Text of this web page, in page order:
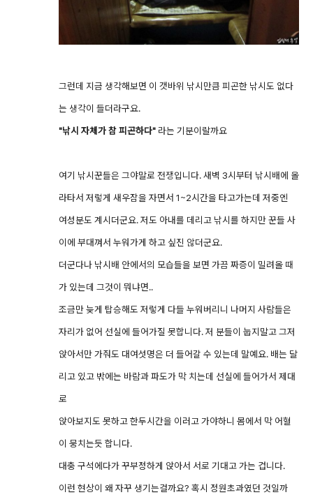
그런데 지금 생각해보면 이 갯바위 낚시만큼 피곤한 낚시도 없다
는 생각이 들더라구요.
"낚시 자체가 참 피곤하다" 라는 기분이랄까요
여기 낚시꾼들은 그야말로 전쟁입니다. 새벽 3시부터 낚시배에 올
라타서 저렇게 새우잠을 자면서 1~2시간을 타고가는데 저중엔
여성분도 계시더군요. 저도 아내를 데리고 낚시를 하지만 꾼들 사
이에 부대껴서 누워가게 하고 싶진 않더군요.
더군다나 낚시배 안에서의 모습들을 보면 가끔 짜증이 밀려올 때
가 있는데 그것이 뭐냐면..
조금만 늦게 탑승해도 저렇게 다들 누워버리니 나머지 사람들은
자리가 없어 선실에 들어가질 못합니다. 저 분들이 눕지말고 그저
앉아서만 가줘도 대여섯명은 더 들어갈 수 있는데 말예요. 배는 달
리고 있고 밖에는 바람과 파도가 막 치는데 선실에 들어가서 제대
로
앉아보지도 못하고 한두시간을 이러고 가야하니 몸에서 막 어혈
이 뭉치는듯 합니다.
대충 구석에다가 꾸부정하게 앉아서 서로 기대고 가는 겁니다.
이런 현상이 왜 자꾸 생기는걸까요? 혹시 정원초과였던 것일까